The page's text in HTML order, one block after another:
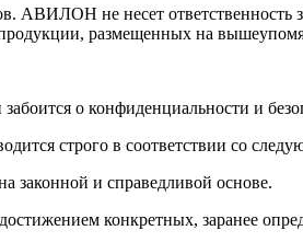
не несет ответственность
размещенных на
о конфиденциальности и
строго в соответствии со
законной и справедливой основе.
конкретных, заранее